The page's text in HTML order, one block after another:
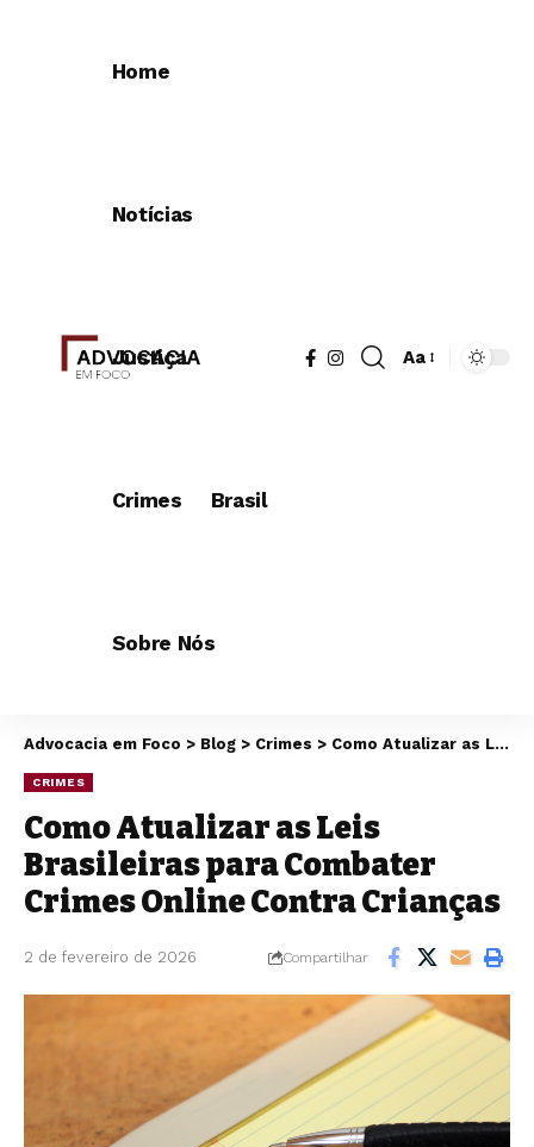
Home
Notícias
Justiça
Crimes Brasil
Sobre Nós
Aa
Advocacia em Foco > Blog > Crimes > Como Atualizar as Leis Brasileiras para Combater Crimes Online Contra Crianças
CRIMES
Como Atualizar as Leis
Brasileiras para Combater
Crimes Online Contra Crianças
2 de fevereiro de 2026 Compartilhar